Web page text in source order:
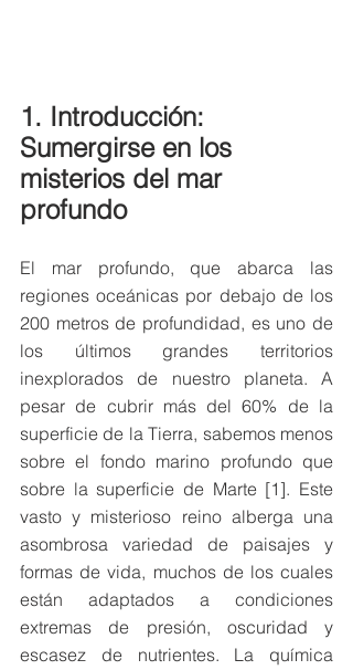
1. Introducción:
Sumergirse en los
misterios del mar
profundo
El mar profundo, que abarca las
regiones oceánicas por debajo de los
200 metros de profundidad, es uno de
los últimos grandes territorios
inexplorados de nuestro planeta. A
pesar de cubrir más del 60% de la
superficie de la Tierra, sabemos menos
sobre el fondo marino profundo que
sobre la superficie de Marte [1]. Este
vasto y misterioso reino alberga una
asombrosa variedad de paisajes y
formas de vida, muchos de los cuales
están adaptados a condiciones
extremas de presión, oscuridad y
escasez de nutrientes. La química